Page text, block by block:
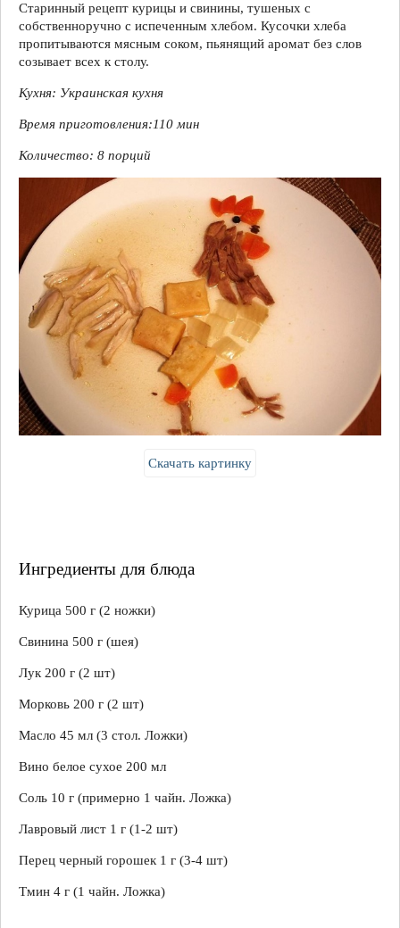
Старинный рецепт курицы и свинины, тушеных с
собственноручно с испеченным хлебом. Кусочки хлеба
пропитываются мясным соком, пьянящий аромат без слов
созывает всех к столу.
Кухня: Украинская кухня
Время приготовления:110 мин
Количество: 8 порций
Скачать картинку
Ингредиенты для блюда
Курица 500 г (2 ножки)
Свинина 500 г (шея)
Лук 200 г (2 шт)
Морковь 200 г (2 шт)
Масло 45 мл (3 стол. Ложки)
Вино белое сухое 200 мл
Соль 10 г (примерно 1 чайн. Ложка)
Лавровый лист 1 г (1-2 шт)
Перец черный горошек 1 г (3-4 шт)
Тмин 4 г (1 чайн. Ложка)